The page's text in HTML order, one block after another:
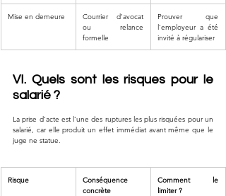
Mise en demeure
Courrier d’avocat
ou relance
formelle
Prouver que
l’employeur a été
invité à régulariser
VI. Quels sont les risques pour le
salarié ?
La prise d’acte est l’une des ruptures les plus risquées pour un
salarié, car elle produit un effet immédiat avant même que le
juge ne statue.
Risque
Conséquence
concrète
Comment le
limiter ?